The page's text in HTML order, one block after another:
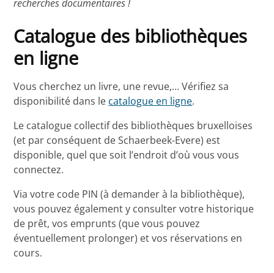
recherches documentaires !
Catalogue des bibliothèques
en ligne
Vous cherchez un livre, une revue,… Vérifiez sa
disponibilité dans le catalogue en ligne.
Le catalogue collectif des bibliothèques bruxelloises
(et par conséquent de Schaerbeek-Evere) est
disponible, quel que soit l’endroit d’où vous vous
connectez.
Via votre code PIN (à demander à la bibliothèque),
vous pouvez également y consulter votre historique
de prêt, vos emprunts (que vous pouvez
éventuellement prolonger) et vos réservations en
cours.